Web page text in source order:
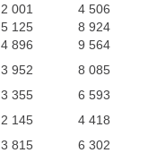
2 001
4 506
5 125
8 924
4 896
9 564
3 952
8 085
3 355
6 593
2 145
4 418
3 815
6 302